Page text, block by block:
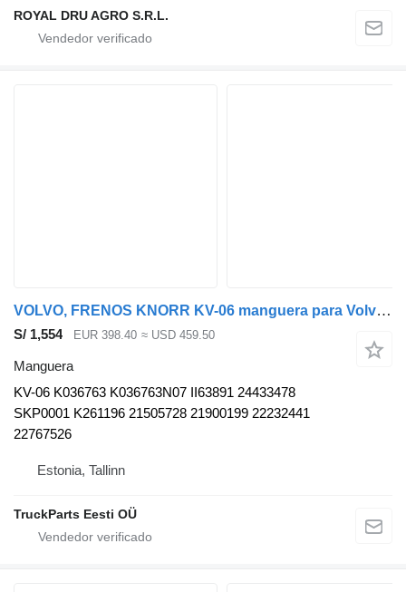
ROYAL DRU AGRO S.R.L.
VOLVO, FRENOS KNORR KV-06 manguera para Volvo B5LH, B0E (2008-) autobús
S/ 1,554 EUR 398.40 ≈ USD 459.50
Manguera
KV-06 K036763 K036763N07 II63891 24433478
SKP0001 K261196 21505728 21900199 22232441
22767526
Estonia, Tallinn
TruckParts Eesti OÜ